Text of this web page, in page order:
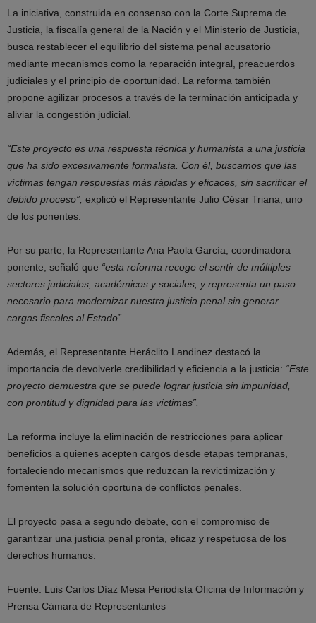
La iniciativa, construida en consenso con la Corte Suprema de
Justicia, la fiscalía general de la Nación y el Ministerio de Justicia,
busca restablecer el equilibrio del sistema penal acusatorio
mediante mecanismos como la reparación integral, preacuerdos
judiciales y el principio de oportunidad. La reforma también
propone agilizar procesos a través de la terminación anticipada y
aliviar la congestión judicial.
“Este proyecto es una respuesta técnica y humanista a una justicia
que ha sido excesivamente formalista. Con él, buscamos que las
víctimas tengan respuestas más rápidas y eficaces, sin sacrificar el
debido proceso”, explicó el Representante Julio César Triana, uno
de los ponentes.
Por su parte, la Representante Ana Paola García, coordinadora
ponente, señaló que “esta reforma recoge el sentir de múltiples
sectores judiciales, académicos y sociales, y representa un paso
necesario para modernizar nuestra justicia penal sin generar
cargas fiscales al Estado”
Además, el Representante Heráclito Landinez destacó la
importancia de devolverle credibilidad y eficiencia a la justicia: “Este
proyecto demuestra que se puede lograr justicia sin impunidad,
con prontitud y dignidad para las víctimas”.
La reforma incluye la eliminación de restricciones para aplicar
beneficios a quienes acepten cargos desde etapas tempranas,
fortaleciendo mecanismos que reduzcan la revictimización y
fomenten la solución oportuna de conflictos penales.
El proyecto pasa a segundo debate, con el compromiso de
garantizar una justicia penal pronta, eficaz y respetuosa de los
derechos humanos.
Fuente: Luis Carlos Díaz Mesa Periodista Oficina de Información y
Prensa Cámara de Representantes